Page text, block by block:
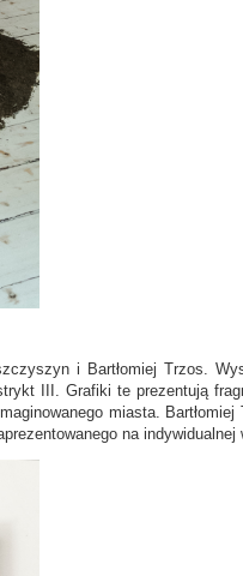
i Bartłomiej Trzos.
III. Grafiki te prezentują
miasta.
na indywidualnej